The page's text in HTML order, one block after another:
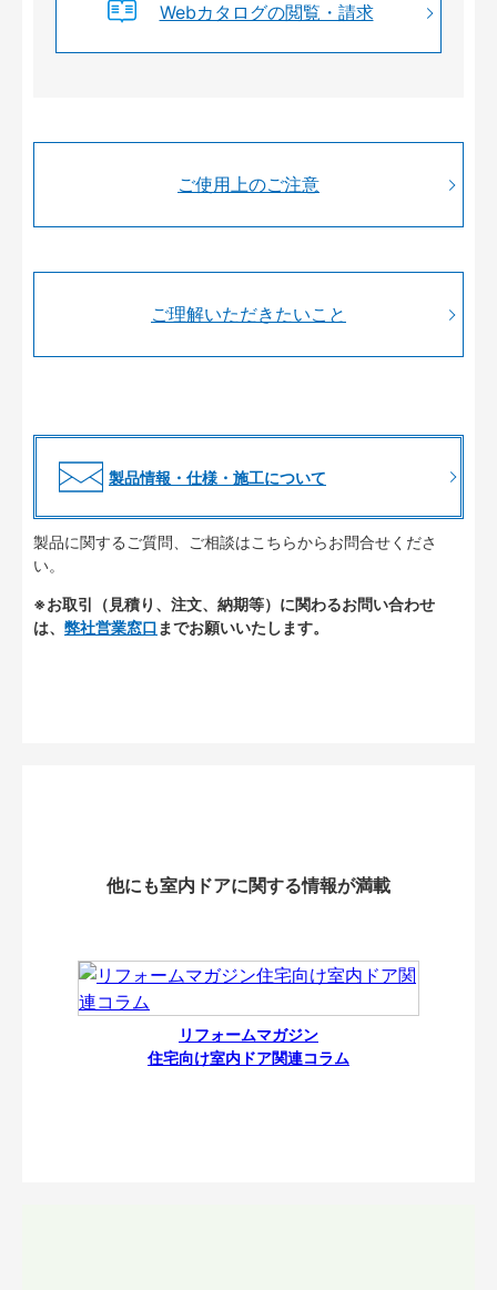
Webカタログの閲覧・請求
ご使用上のご注意
ご理解いただきたいこと
製品情報・仕様・施工について
製品に関するご質問、ご相談はこちらからお問合せくださ
い。
※お取引（見積り、注文、納期等）に関わるお問い合わせ
は、 弊社営業窓口 までお願いいたします。
他にも室内ドアに関する情報が満載
リフォームマガジン
住宅向け室内ドア関連コラム